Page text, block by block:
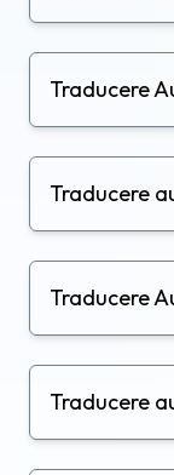
Traducere
Traducere
Traducere
Traducere